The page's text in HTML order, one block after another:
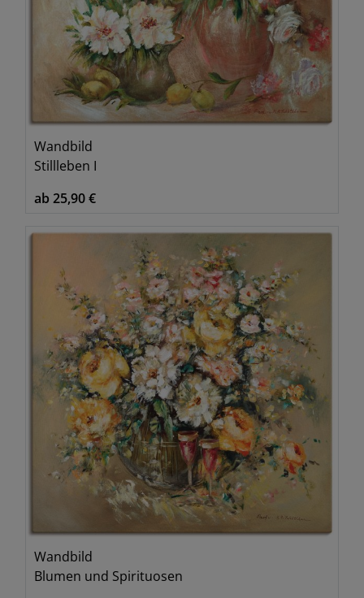
Wandbild
Stillleben I
ab 25,90 €
Wandbild
Blumen und Spirituosen